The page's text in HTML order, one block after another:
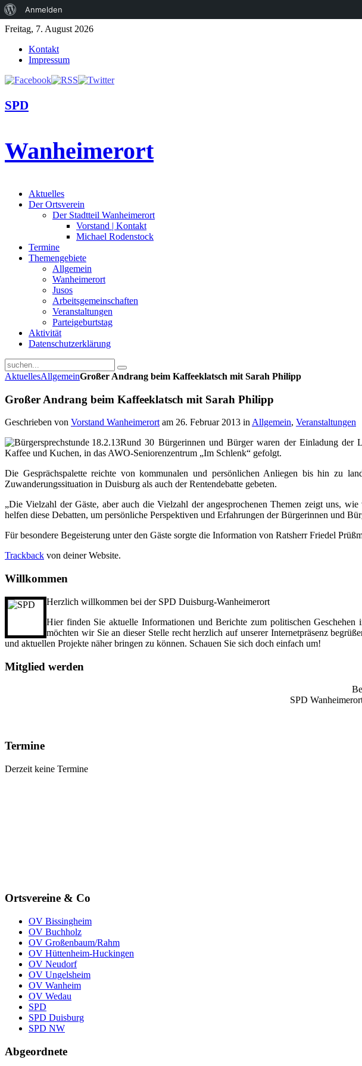
Freitag, 7. August 2026
Kontakt
Impressum
SPD
Wanheimerort
Aktuelles
Der Ortsverein
Der Stadtteil Wanheimerort
Vorstand | Kontakt
Michael Rodenstock
Termine
Themengebiete
Allgemein
Wanheimerort
Jusos
Arbeitsgemeinschaften
Veranstaltungen
Parteigeburtstag
Aktivität
Datenschutzerklärung
AktuellesAllgemeinGroßer Andrang beim Kaffeeklatsch mit Sarah Philipp
Großer Andrang beim Kaffeeklatsch mit Sarah Philipp
Geschrieben von Vorstand Wanheimerortam 26. Februar 2013 inAllgemein, Veranstaltungen
Rund 30 Bürgerinnen und Bürger waren der Einladung der
Kaffee und Kuchen, in das AWO-Seniorenzentrum „Im Schlenk“ gefolgt.
Die Gesprächspalette reichte von kommunalen und persönlichen Anliegen bis hin zu
Zuwanderungssituation in Duisburg als auch der Rentendebatte gebeten.
„Die Vielzahl der Gäste, aber auch die Vielzahl der angesprochenen Themen zeigt uns,
helfen diese Debatten, um persönliche Perspektiven und Erfahrungen der Bürgerinnen und
Für besondere Begeisterung unter den Gäste sorgte die Information von Ratsherr Friedel
Trackback von deiner Website.
Willkommen
Herzlich willkommen bei der SPD Duisburg-Wanheimerort
Hier finden Sie aktuelle Informationen und Berichte zum politischen
möchten wir Sie an dieser Stelle recht herzlich auf unserer Internetpräsenz
und aktuellen Projekte näher bringen zu können. Schauen Sie sich doch einfach um!
Mitglied werden
SPD
Termine
Derzeit keine Termine
Ortsvereine & Co
OV Bissingheim
OV Buchholz
OV Großenbaum/Rahm
OV Hüttenheim-Huckingen
OV Neudorf
OV Ungelsheim
OV Wanheim
OV Wedau
SPD
SPD Duisburg
SPD NW
Abgeordnete
Über
WordPress
Anmelden